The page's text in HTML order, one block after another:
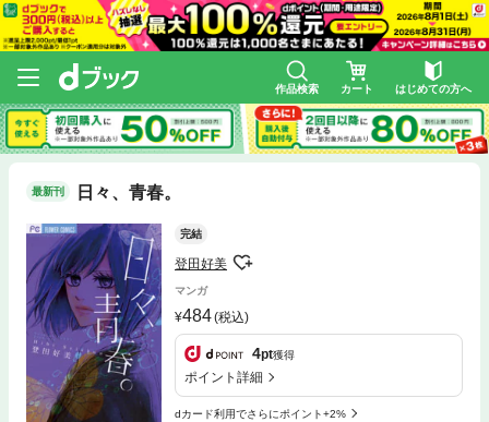
作品検索 カート はじめての方へ
最新刊 日々、青春。
完結
登田好美
マンガ
484(税込)
4pt獲得
ポイント詳細
dカード利用でさらにポイント+2%